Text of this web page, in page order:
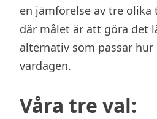
en jämförelse av tre olika
där målet är att göra det
alternativ som passar
vardagen.
Våra tre val: